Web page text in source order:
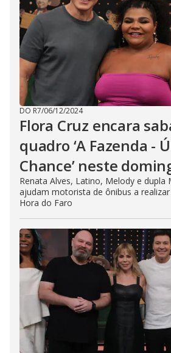
DO R7/06/12/2024
Flora Cruz encara
quadro ‘A Fazenda -
Chance’ neste
Renata Alves, Latino, Melody e dupla
ajudam motorista de ônibus a
Hora do Faro